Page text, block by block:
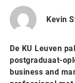
Kevin
De KU Leuven
postgraduaat-
business and